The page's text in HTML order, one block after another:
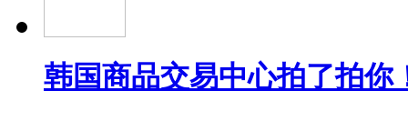
韩国商品交易中心拍了拍你